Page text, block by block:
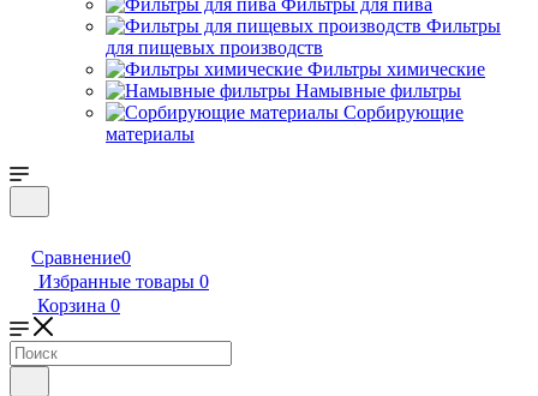
Фильтры для пива
Фильтры
для пищевых производств
Фильтры химические
Намывные фильтры
Сорбирующие
материалы
Сравнение0
Избранные товары 0
Корзина 0